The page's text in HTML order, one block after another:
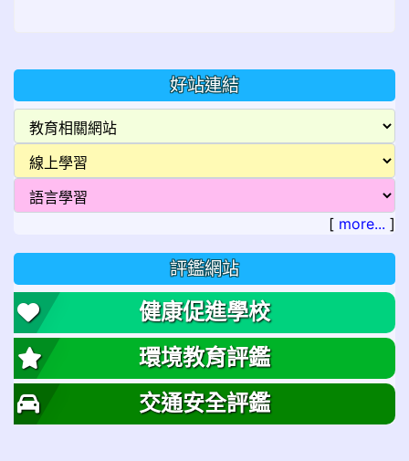
好站連結
[ more... ]
評鑑網站
健康促進學校
環境教育評鑑
交通安全評鑑